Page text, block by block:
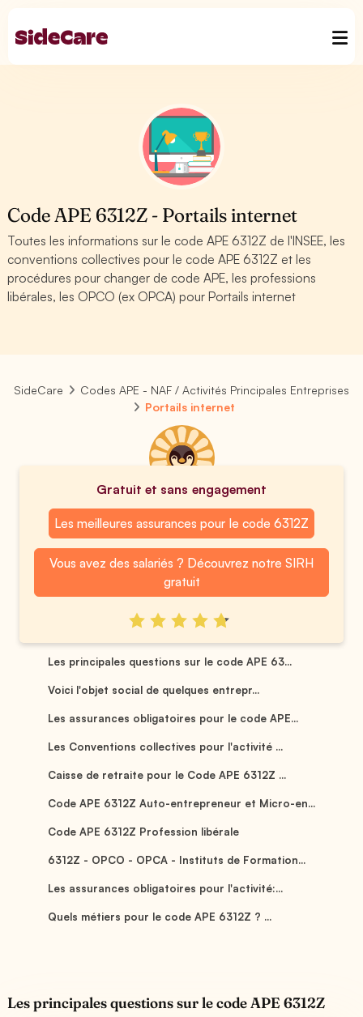
Code APE 6312Z - Portails internet
Toutes les informations sur le code APE 6312Z de l'INSEE, les
conventions collectives pour le code APE 6312Z et les
procédures pour changer de code APE, les professions
libérales, les OPCO (ex OPCA) pour Portails internet
SideCare
Codes APE - NAF / Activités Principales Entreprises
Portails internet
Gratuit et sans engagement
Les meilleures assurances pour le code 6312Z
Vous avez des salariés ? Découvrez notre SIRH
gratuit
Les principales questions sur le code APE 63...
Voici l'objet social de quelques entrepr...
Les assurances obligatoires pour le code APE...
Les Conventions collectives pour l'activité ...
Caisse de retraite pour le Code APE 6312Z ...
Code APE 6312Z Auto-entrepreneur et Micro-en...
Code APE 6312Z Profession libérale
6312Z - OPCO - OPCA - Instituts de Formation...
Les assurances obligatoires pour l'activité:...
Quels métiers pour le code APE 6312Z ? ...
Les principales questions sur le code APE 6312Z